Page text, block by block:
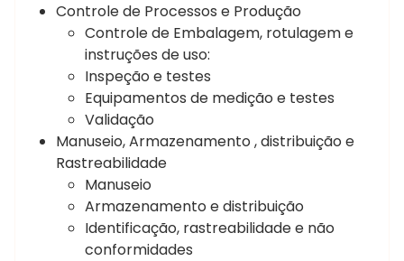
Controle de Processos e Produção
Controle de Embalagem, rotulagem e
instruções de uso:
Inspeção e testes
Equipamentos de medição e testes
Validação
Manuseio, Armazenamento , distribuição e
Rastreabilidade
Manuseio
Armazenamento e distribuição
Identificação, rastreabilidade e não
conformidades